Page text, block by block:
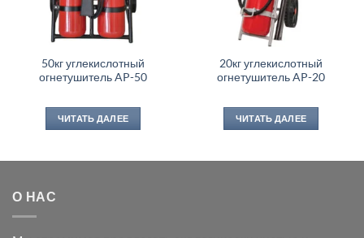
50кг углекислотный
огнетушитель AP-50
ЧИТАТЬ ДАЛЕЕ
20кг углекислотный
огнетушитель AP-20
ЧИТАТЬ ДАЛЕЕ
О НАС